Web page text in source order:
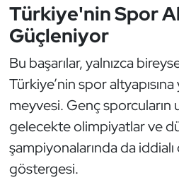
Türkiye'nin Spor
Güçleniyor
Bu başarılar, yalnızca
Türkiye’nin spor altyapısına
meyvesi. Genç sporcuların
gelecekte olimpiyatlar ve
şampiyonalarında da
göstergesi.